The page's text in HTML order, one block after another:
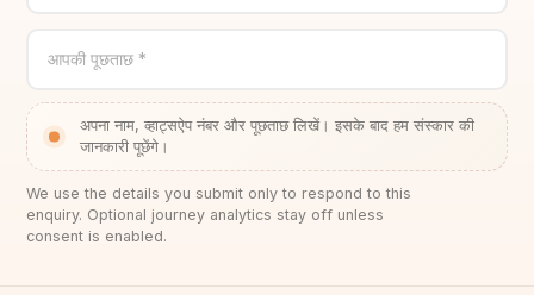
आपकी पूछताछ *
अपना नाम, व्हाट्सऐप नंबर और पूछताछ लिखें। इसके बाद हम संस्कार की
जानकारी पूछेंगे।
We use the details you submit only to respond to this
enquiry. Optional journey analytics stay off unless
consent is enabled.